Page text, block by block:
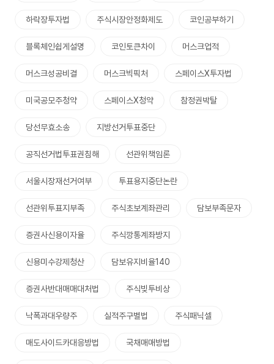
하락장투자법 주식시장안정화제도 코인공부하기
블록체인쉽게설명 코인토큰차이 머스크업적
머스크성공비결 머스크빅픽처 스페이스X투자법
미국공모주청약 스페이스X청약 참정권박탈
당선무효소송 지방선거투표중단
공직선거법투표권침해 선관위책임론
서울시장재선거여부 투표용지중단논란
선관위투표지부족 주식초보계좌관리 담보부족문자
증권사신용이자율 주식깡통계좌방지
신용미수강제청산 담보유지비율140
증권사반대매매대처법 주식빚투비상
낙폭과대우량주 실적주구별법 주식패닉셀
매도사이드카대응방법 국채매매방법